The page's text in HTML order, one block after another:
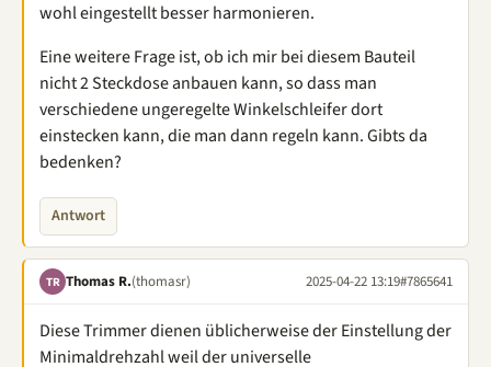
wohl eingestellt besser harmonieren.
Eine weitere Frage ist, ob ich mir bei diesem Bauteil
nicht 2 Steckdose anbauen kann, so dass man
verschiedene ungeregelte Winkelschleifer dort
einstecken kann, die man dann regeln kann. Gibts da
bedenken?
Antwort
TR Thomas R.(thomasr) 2025-04-22 13:19#7865641
Diese Trimmer dienen üblicherweise der Einstellung der
Minimaldrehzahl weil der universelle